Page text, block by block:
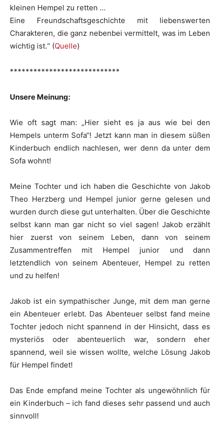
kleinen Hempel zu retten …
Eine Freundschaftsgeschichte mit liebenswerten
Charakteren, die ganz nebenbei vermittelt, was im Leben
wichtig ist.“ (Quelle)
****************************
Unsere Meinung:
Wie oft sagt man: „Hier sieht es ja aus wie bei den
Hempels unterm Sofa“! Jetzt kann man in diesem süßen
Kinderbuch endlich nachlesen, wer denn da unter dem
Sofa wohnt!
Meine Tochter und ich haben die Geschichte von Jakob
Theo Herzberg und Hempel junior gerne gelesen und
wurden durch diese gut unterhalten. Über die Geschichte
selbst kann man gar nicht so viel sagen! Jakob erzählt
hier zuerst von seinem Leben, dann von seinem
Zusammentreffen mit Hempel junior und dann
letztendlich von seinem Abenteuer, Hempel zu retten
und zu helfen!
Jakob ist ein sympathischer Junge, mit dem man gerne
ein Abenteuer erlebt. Das Abenteuer selbst fand meine
Tochter jedoch nicht spannend in der Hinsicht, dass es
mysteriös oder abenteuerlich war, sondern eher
spannend, weil sie wissen wollte, welche Lösung Jakob
für Hempel findet!
Das Ende empfand meine Tochter als ungewöhnlich für
ein Kinderbuch – ich fand dieses sehr passend und auch
sinnvoll!